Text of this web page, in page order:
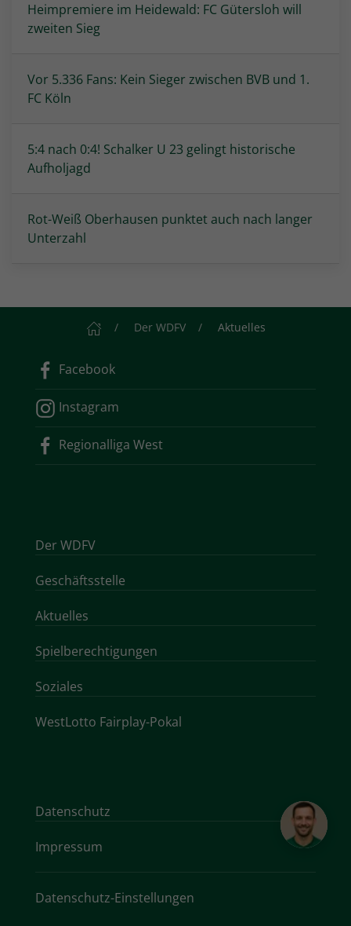
Heimpremiere im Heidewald: FC Gütersloh will
zweiten Sieg
Vor 5.336 Fans: Kein Sieger zwischen BVB und 1.
FC Köln
5:4 nach 0:4! Schalker U 23 gelingt historische
Aufholjagd
Rot-Weiß Oberhausen punktet auch nach langer
Unterzahl
StartseiteDer WDFV Aktuelles
Facebook
Instagram
Regionalliga West
Der WDFV
Geschäftsstelle
Aktuelles
Spielberechtigungen
Soziales
WestLotto Fairplay-Pokal
Datenschutz
Impressum
Datenschutz-Einstellungen